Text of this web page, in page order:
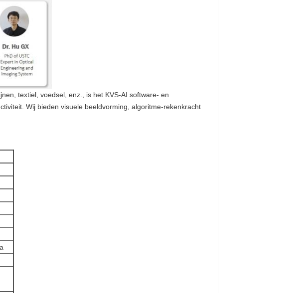
textiel, voedsel, enz., is het KVS-AI software- en
Wij bieden visuele beeldvorming, algoritme-rekenkracht